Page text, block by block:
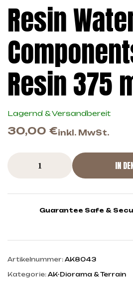
Resin
Resin 375
Lagernd & Versandbereit
30,00 €inkl. MwSt.
IN
Guarantee Safe &
Artikelnummer: AK8043
Kategorie: AK-Diorama & Terrain